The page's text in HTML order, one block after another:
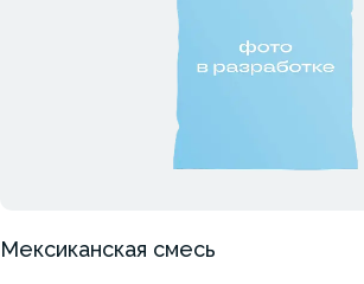
Мексиканская смесь